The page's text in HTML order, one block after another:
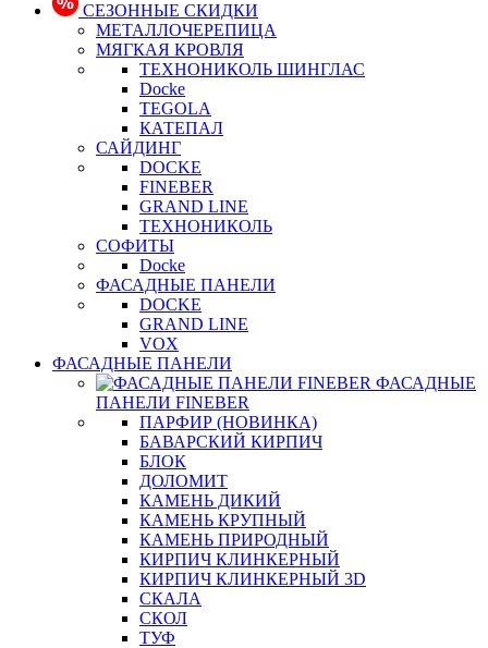
СЕЗОННЫЕ СКИДКИ
МЕТАЛЛОЧЕРЕПИЦА
МЯГКАЯ КРОВЛЯ
ТЕХНОНИКОЛЬ ШИНГЛАС
Docke
TEGOLA
КАТЕПАЛ
САЙДИНГ
DOCKE
FINEBER
GRAND LINE
ТЕХНОНИКОЛЬ
СОФИТЫ
Docke
ФАСАДНЫЕ ПАНЕЛИ
DOCKE
GRAND LINE
VOX
ФАСАДНЫЕ ПАНЕЛИ
ФАСАДНЫЕ
ПАНЕЛИ FINEBER
ПАРФИР (НОВИНКА)
БАВАРСКИЙ КИРПИЧ
БЛОК
ДОЛОМИТ
КАМЕНЬ ДИКИЙ
КАМЕНЬ КРУПНЫЙ
КАМЕНЬ ПРИРОДНЫЙ
КИРПИЧ КЛИНКЕРНЫЙ
КИРПИЧ КЛИНКЕРНЫЙ 3D
СКАЛА
СКОЛ
ТУФ